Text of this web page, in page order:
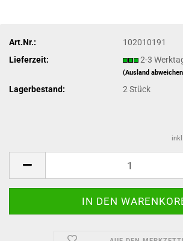
Art.Nr.:
102010191
Lieferzeit:
2-3
(Ausland
Lagerbestand: 2Stück